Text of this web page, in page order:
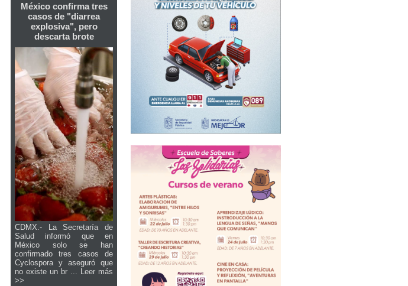
México confirma tres
casos de "diarrea
explosiva", pero
descarta brote
CDMX.- La Secretaría de
Salud informó que en
México solo se han
confirmado tres casos de
Cyclospora y aseguró que
no existe un br ... Leer más
>>